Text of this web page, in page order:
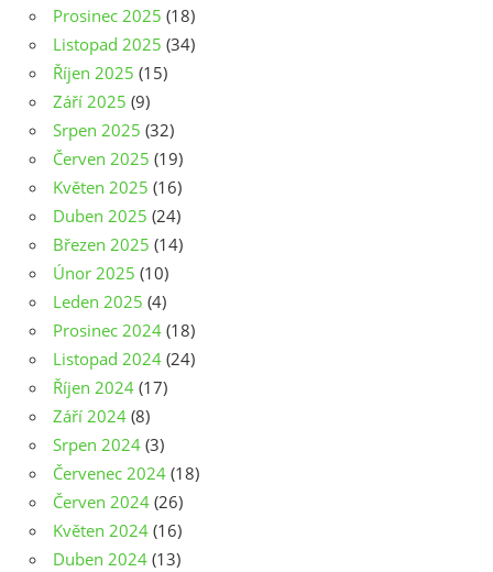
Prosinec 2025 (18)
Listopad 2025 (34)
Říjen 2025 (15)
Září 2025 (9)
Srpen 2025 (32)
Červen 2025 (19)
Květen 2025 (16)
Duben 2025 (24)
Březen 2025 (14)
Únor 2025 (10)
Leden 2025 (4)
Prosinec 2024 (18)
Listopad 2024 (24)
Říjen 2024 (17)
Září 2024 (8)
Srpen 2024 (3)
Červenec 2024 (18)
Červen 2024 (26)
Květen 2024 (16)
Duben 2024 (13)